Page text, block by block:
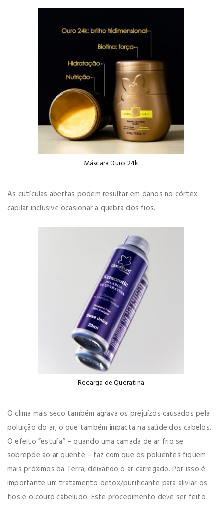
Máscara Ouro 24k
As cutículas abertas podem resultar em danos no córtex
capilar inclusive ocasionar a quebra dos fios.
Recarga de Queratina
O clima mais seco também agrava os prejuízos causados pela
poluição do ar, o que também impacta na saúde dos cabelos.
O efeito “estufa” – quando uma camada de ar frio se
sobrepõe ao ar quente – faz com que os poluentes fiquem
mais próximos da Terra, deixando o ar carregado. Por isso é
importante um tratamento detox/purificante para aliviar os
fios e o couro cabeludo. Este procedimento deve ser feito